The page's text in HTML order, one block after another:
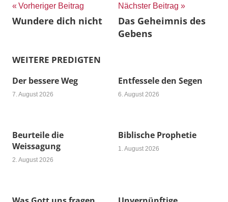
Beitragsnavigation
Vorheriger Beitrag
Wundere dich nicht
Nächster Beitrag
Das Geheimnis des
Gebens
WEITERE PREDIGTEN
Der bessere Weg
7. August 2026
Entfessele den Segen
6. August 2026
Beurteile die
Weissagung
2. August 2026
Biblische Prophetie
1. August 2026